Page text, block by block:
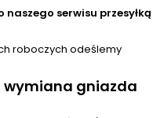
serwisu przesyłką
roboczych odeślemy
wymiana gniazda